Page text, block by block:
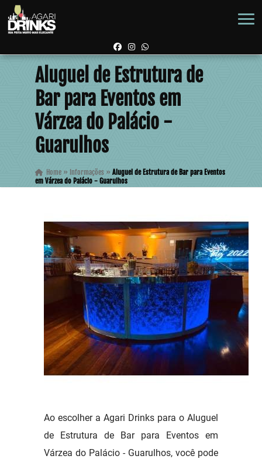
Aluguel de Estrutura de
Bar para Eventos em
Várzea do Palácio -
Guarulhos
Home» Informações » Aluguel de Estrutura de Bar para Eventos
em Várzea do Palácio - Guarulhos
Ao escolher a Agari Drinks para o Aluguel
de Estrutura de Bar para Eventos em
Várzea do Palácio - Guarulhos, você pode